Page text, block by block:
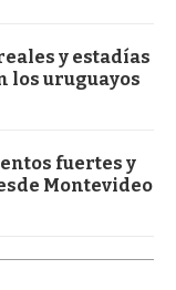
y estadías
los uruguayos
fuertes y
Montevideo